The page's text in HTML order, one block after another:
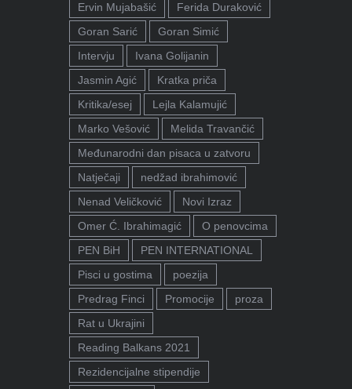
Ervin Mujabašić
Ferida Duraković
Goran Sarić
Goran Simić
Intervju
Ivana Golijanin
Jasmin Agić
Kratka priča
Kritika/esej
Lejla Kalamujić
Marko Vešović
Melida Travančić
Međunarodni dan pisaca u zatvoru
Natječaji
nedžad ibrahimović
Nenad Veličković
Novi Izraz
Omer Ć. Ibrahimagić
O penovcima
PEN BiH
PEN INTERNATIONAL
Pisci u gostima
poezija
Predrag Finci
Promocije
proza
Rat u Ukrajini
Reading Balkans 2021
Rezidencijalne stipendije